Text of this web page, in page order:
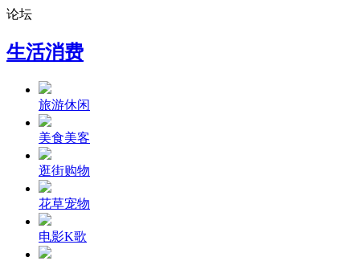
论坛
生活消费
旅游休闲
美食美客
逛街购物
花草宠物
电影K歌